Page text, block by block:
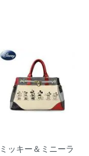
ミッキー＆ミニーラ